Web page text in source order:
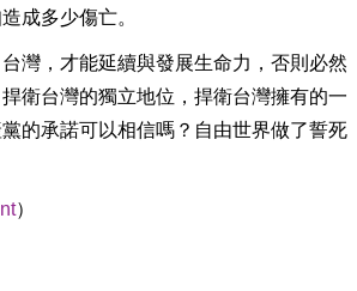
成多少傷亡。
灣，才能延續與發展生命力，否則必然
衛台灣的獨立地位，捍衛台灣擁有的一
的承諾可以相信嗎？自由世界做了誓死
）